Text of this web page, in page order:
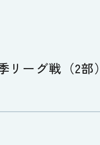
リーグ戦（2